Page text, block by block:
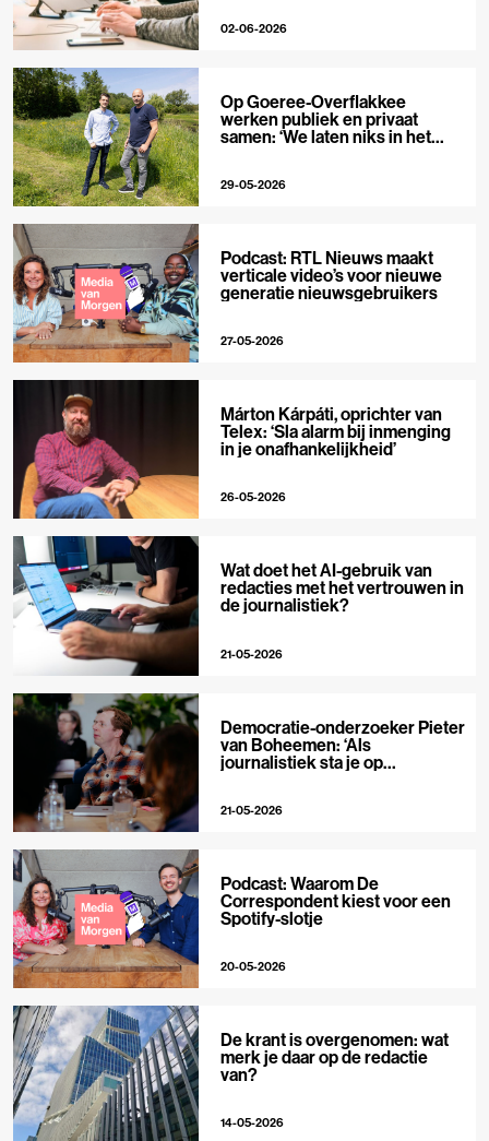
02-06-2026
Op Goeree-Overflakkee
werken publiek en privaat
samen: ‘We laten niks in het
29-05-2026
Podcast: RTL Nieuws maakt
verticale video’s voor nieuwe
generatie nieuwsgebruikers
27-05-2026
Márton Kárpáti, oprichter van
Telex: ‘Sla alarm bij inmenging
in je onafhankelijkheid’
26-05-2026
Wat doet het AI-gebruik van
redacties met het vertrouwen in
de journalistiek?
21-05-2026
Democratie-onderzoeker Pieter
van Boheemen: ‘Als
journalistiek sta je op
21-05-2026
Podcast: Waarom De
Correspondent kiest voor een
Spotify-slotje
20-05-2026
De krant is overgenomen: wat
merk je daar op de redactie
van?
14-05-2026